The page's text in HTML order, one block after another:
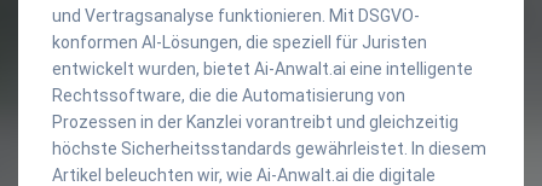
und Vertragsanalyse funktionieren. Mit DSGVO-
konformen AI-Lösungen, die speziell für Juristen
entwickelt wurden, bietet Ai-Anwalt.ai eine intelligente
Rechtssoftware, die die Automatisierung von
Prozessen in der Kanzlei vorantreibt und gleichzeitig
höchste Sicherheitsstandards gewährleistet. In diesem
Artikel beleuchten wir, wie Ai-Anwalt.ai die digitale